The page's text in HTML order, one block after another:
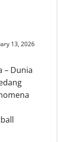
13, 2026
– Dunia